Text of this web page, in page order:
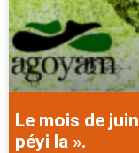
Le mois de
péyi la ».